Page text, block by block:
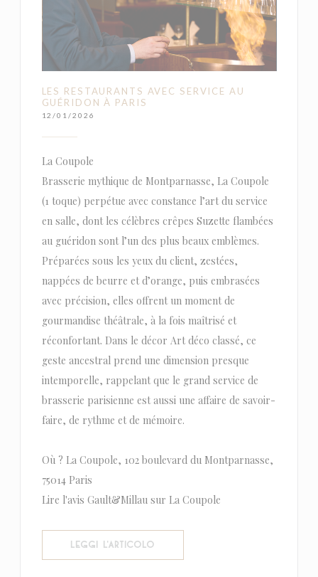
LES RESTAURANTS AVEC SERVICE AU
GUÉRIDON À PARIS
12/01/2026
La Coupole
Brasserie mythique de Montparnasse, La Coupole
(1 toque) perpétue avec constance l’art du service
en salle, dont les célèbres crêpes Suzette flambées
au guéridon sont l’un des plus beaux emblèmes.
Préparées sous les yeux du client, zestées,
nappées de beurre et d’orange, puis embrasées
avec précision, elles offrent un moment de
gourmandise théâtrale, à la fois maîtrisé et
réconfortant. Dans le décor Art déco classé, ce
geste ancestral prend une dimension presque
intemporelle, rappelant que le grand service de
brasserie parisienne est aussi une affaire de savoir-
faire, de rythme et de mémoire.
Où ? La Coupole, 102 boulevard du Montparnasse,
75014 Paris
Lire l'avis Gault&Millau sur La Coupole
LEGGI L'ARTICOLO